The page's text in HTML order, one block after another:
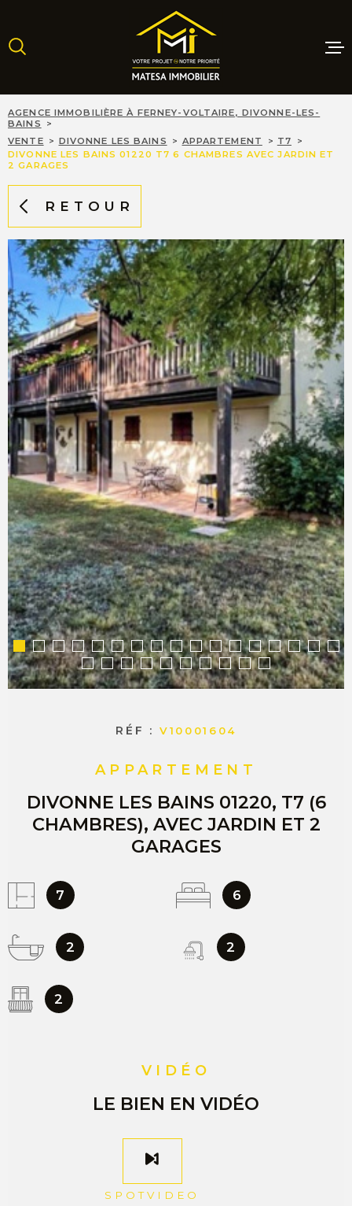
la
recherche
menu
principal
contenu
MAISONS
NEUFS
ESTIMER
VENDRE
AGENCE IMMOBILIÈRE À FERNEY-VOLTAIRE, DIVONNE-LES-
BAINS
VENTE
DIVONNE LES BAINS APPARTEMENT
T7
DIVONNE LES BAINS 01220 T7 6 CHAMBRES AVEC JARDIN ET
2 GARAGES
RETOUR
RÉF :V10001604
APPARTEMENT
DIVONNE LES BAINS 01220, T7 (6
CHAMBRES), AVEC JARDIN ET 2
GARAGES
7 6
2 2
2
VIDÉO
LE BIEN EN VIDÉO
SPOTVIDEO